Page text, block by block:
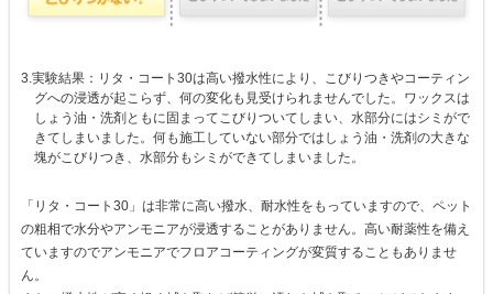
3.実験結果：リタ・コート30は高い撥水性により、こびりつきやコーティン
グへの浸透が起こらず、何の変化も見受けられませんでした。ワックスは
しょう油・洗剤ともに固まってこびりついてしまい、水部分にはシミがで
きてしまいました。何も施工していない部分ではしょう油・洗剤の大きな
塊がこびりつき、水部分もシミができてしまいました。
「リタ・コート30」は非常に高い撥水、耐水性をもっていますので、ペット
の粗相で水分やアンモニアが浸透することがありません。高い耐薬性を備え
ていますのでアンモニアでフロアコーティングが変質することもありませ
ん。